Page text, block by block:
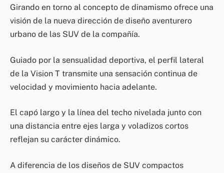
Girando en torno al concepto de dinamismo ofrece una
visión de la nueva dirección de diseño aventurero
urbano de las SUV de la compañía.
Guiado por la sensualidad deportiva, el perfil lateral
de la Vision T transmite una sensación continua de
velocidad y movimiento hacia adelante.
El capó largo y la línea del techo nivelada junto con
una distancia entre ejes larga y voladizos cortos
reflejan su carácter dinámico.
A diferencia de los diseños de SUV compactos